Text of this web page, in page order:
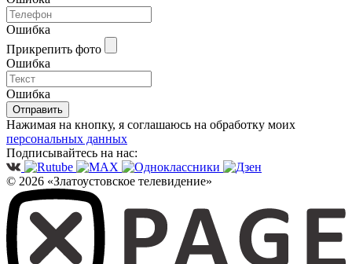
Ошибка
Прикрепить фото
Ошибка
Ошибка
Отправить
Нажимая на кнопку, я соглашаюсь на обработку моих
персональных данных
Подписывайтесь на нас:
© 2026 «Златоустовское телевидение»